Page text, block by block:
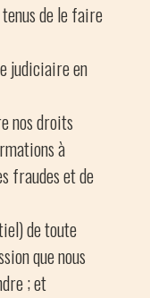
tenus de le faire
judiciaire en
nos droits
à
fraudes et de
de toute
que nous
; et